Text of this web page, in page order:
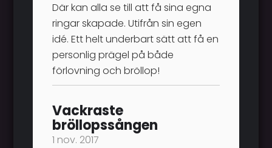
Där kan alla se till att få sina egna
ringar skapade. Utifrån sin egen
idé. Ett helt underbart sätt att få en
personlig prägel på både
förlovning och bröllop!
Vackraste
bröllopssången
1 nov. 2017